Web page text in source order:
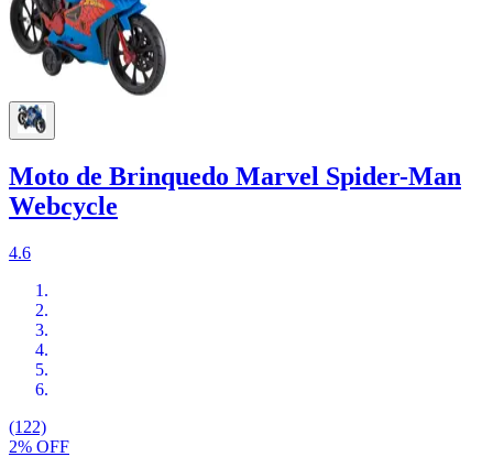
Moto de Brinquedo Marvel Spider-Man
Webcycle
4.6
(122)
2% OFF